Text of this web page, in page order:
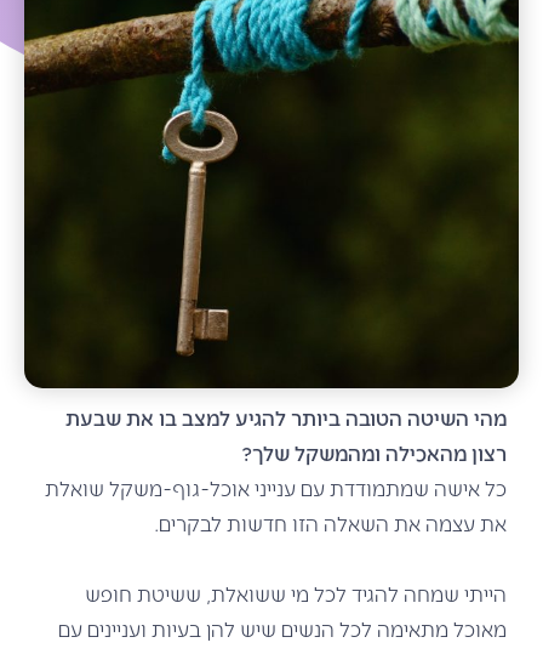
מהי השיטה הטובה ביותר להגיע למצב בו את שבעת
רצון מהאכילה ומהמשקל שלך?
כל אישה שמתמודדת עם ענייני אוכל-גוף-משקל שואלת
את עצמה את השאלה הזו חדשות לבקרים.
הייתי שמחה להגיד לכל מי ששואלת, ששיטת חופש
מאוכל מתאימה לכל הנשים שיש להן בעיות ועניינים עם